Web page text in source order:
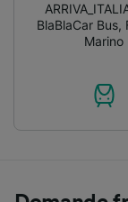
BlaBlaCar Bus,
Marino